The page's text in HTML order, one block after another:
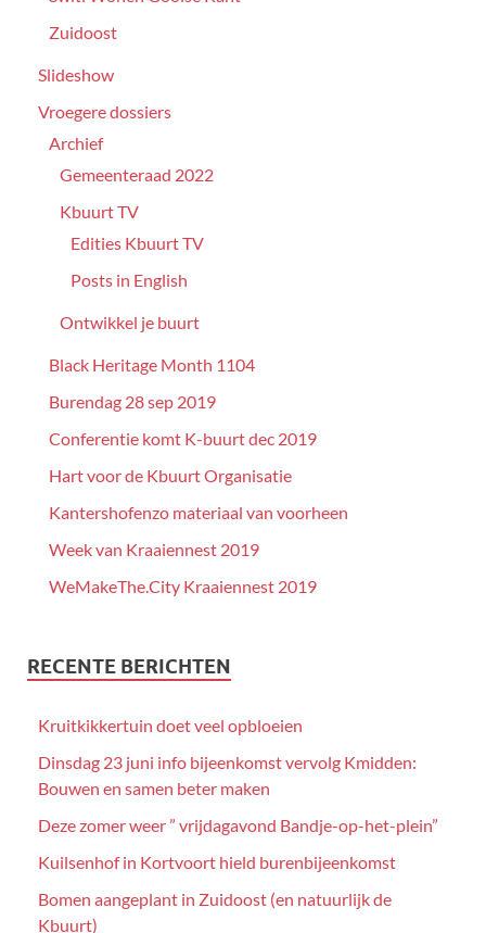
Zuidoost
Slideshow
Vroegere dossiers
Archief
Gemeenteraad 2022
Kbuurt TV
Edities Kbuurt TV
Posts in English
Ontwikkel je buurt
Black Heritage Month 1104
Burendag 28 sep 2019
Conferentie komt K-buurt dec 2019
Hart voor de Kbuurt Organisatie
Kantershofenzo materiaal van voorheen
Week van Kraaiennest 2019
WeMakeThe.City Kraaiennest 2019
RECENTE BERICHTEN
Kruitkikkertuin doet veel opbloeien
Dinsdag 23 juni info bijeenkomst vervolg Kmidden:
Bouwen en samen beter maken
Deze zomer weer ” vrijdagavond Bandje-op-het-plein”
Kuilsenhof in Kortvoort hield burenbijeenkomst
Bomen aangeplant in Zuidoost (en natuurlijk de
Kbuurt)